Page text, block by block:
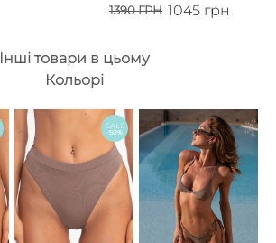
1390ГРН 1045 грн
Інші товари в цьому
Кольорі
SALE
-50%